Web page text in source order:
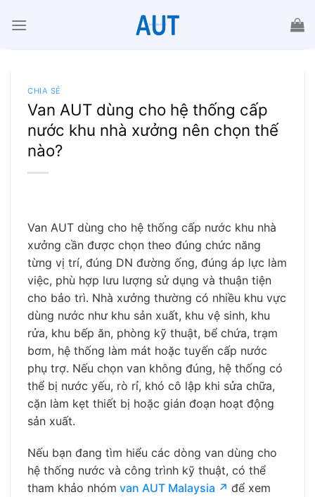
đến
CHIA SẺ
Van AUT dùng cho hệ thống cấp
nước khu nhà xưởng nên chọn thế
nào?
Van AUT dùng cho hệ thống cấp nước khu nhà
xưởng cần được chọn theo đúng chức năng
từng vị trí, đúng DN đường ống, đúng áp lực làm
việc, phù hợp lưu lượng sử dụng và thuận tiện
cho bảo trì. Nhà xưởng thường có nhiều khu vực
dùng nước như khu sản xuất, khu vệ sinh, khu
rửa, khu bếp ăn, phòng kỹ thuật, bể chứa, trạm
bơm, hệ thống làm mát hoặc tuyến cấp nước
phụ trợ. Nếu chọn van không đúng, hệ thống có
thể bị nước yếu, rò rỉ, khó cô lập khi sửa chữa,
cặn làm kẹt thiết bị hoặc gián đoạn hoạt động
sản xuất.
Nếu bạn đang tìm hiểu các dòng van dùng cho
hệ thống nước và công trình kỹ thuật, có thể
tham khảo nhóm van AUT Malaysia ↗ để xem